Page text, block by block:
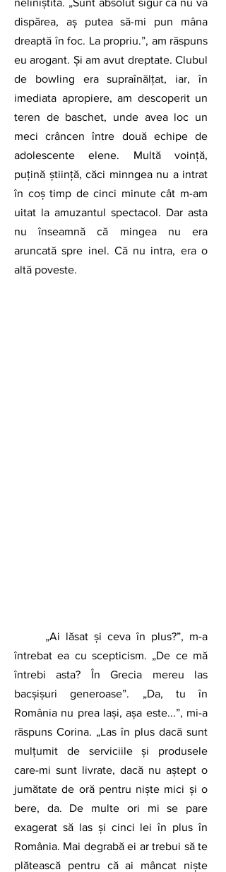
neliniștită. „Sunt absolut sigur că nu va
dispărea, aș putea să-mi pun mâna
dreaptă în foc. La propriu.”, am răspuns
eu arogant. Și am avut dreptate. Clubul
de bowling era supraînălțat, iar, în
imediata apropiere, am descoperit un
teren de baschet, unde avea loc un
meci crâncen între două echipe de
adolescente elene. Multă voință,
puțină știință, căci minngea nu a intrat
în coș timp de cinci minute cât m-am
uitat la amuzantul spectacol. Dar asta
nu înseamnă că mingea nu era
aruncată spre inel. Că nu intra, era o
altă poveste.
„Ai lăsat și ceva în plus?”, m-a
întrebat ea cu scepticism. „De ce mă
întrebi asta? În Grecia mereu las
bacșișuri generoase”. „Da, tu în
România nu prea lași, așa este...”, mi-a
răspuns Corina. „Las în plus dacă sunt
mulțumit de serviciile și produsele
care-mi sunt livrate, dacă nu aștept o
jumătate de oră pentru niște mici și o
bere, da. De multe ori mi se pare
exagerat să las și cinci lei în plus în
România. Mai degrabă ei ar trebui să te
plătească pentru că ai mâncat niște